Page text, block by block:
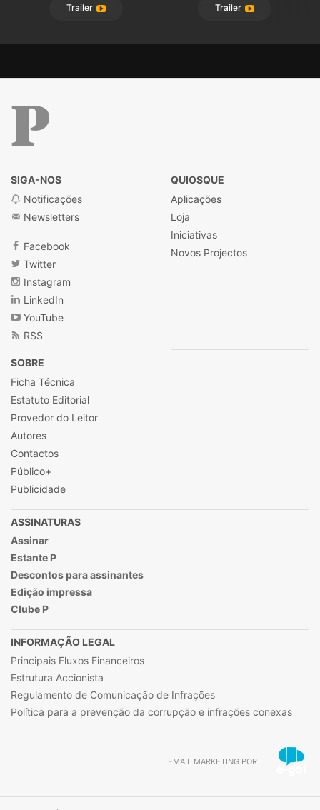
Trailer Trailer
SIGA-NOS
Notificações
Newsletters
Facebook
Twitter
Instagram
LinkedIn
YouTube
RSS
QUIOSQUE
Aplicações
Loja
Iniciativas
Novos Projectos
SOBRE
Ficha Técnica
Estatuto Editorial
Provedor do Leitor
Autores
Contactos
Público+
Publicidade
ASSINATURAS
Assinar
Estante P
Descontos para assinantes
Edição impressa
Clube P
INFORMAÇÃO LEGAL
Principais Fluxos Financeiros
Estrutura Accionista
Regulamento de Comunicação de Infrações
Política para a prevenção da corrupção e infrações conexas
EMAIL MARKETING POR